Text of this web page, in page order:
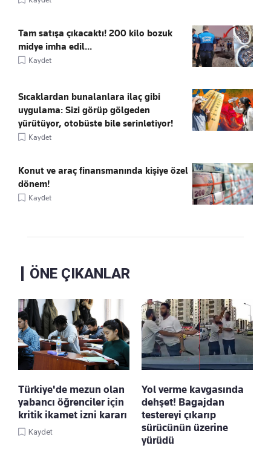
Tam satışa çıkacaktı! 200 kilo bozuk
midye imha edil...
Kaydet
Sıcaklardan bunalanlara ilaç gibi
uygulama: Sizi görüp gölgeden
yürütüyor, otobüste bile serinletiyor!
Kaydet
Konut ve araç finansmanında kişiye özel
dönem!
Kaydet
ÖNE ÇIKANLAR
Türkiye'de mezun olan
yabancı öğrenciler için
kritik ikamet izni kararı
Kaydet
Yol verme kavgasında
dehşet! Bagajdan
testereyi çıkarıp
sürücünün üzerine
yürüdü